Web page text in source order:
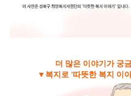
더 많은 이야기가 궁
▼복지로 '따뜻한 복지 이